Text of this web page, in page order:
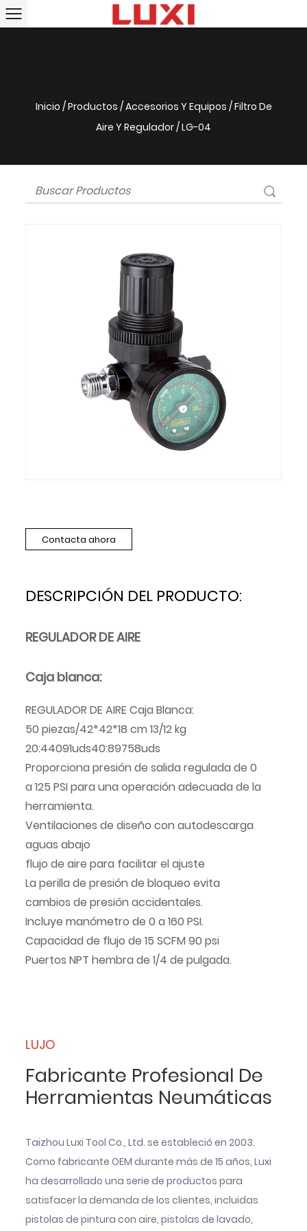
Inicio /Productos /Accesorios Y Equipos /Filtro De
Aire Y Regulador/LG-04
Contacta ahora
DESCRIPCIÓN DEL PRODUCTO:
REGULADOR DE AIRE
Caja blanca:
REGULADOR DE AIRE Caja Blanca:
50 piezas/42*42*18 cm 13/12 kg
20:44091uds40:89758uds
Proporciona presión de salida regulada de 0
a 125 PSI para una operación adecuada de la
herramienta.
Ventilaciones de diseño con autodescarga
aguas abajo
flujo de aire para facilitar el ajuste
La perilla de presión de bloqueo evita
cambios de presión accidentales.
Incluye manómetro de 0 a 160 PSI.
Capacidad de flujo de 15 SCFM 90 psi
Puertos NPT hembra de 1/4 de pulgada.
LUJO
Fabricante Profesional De
Herramientas Neumáticas
Taizhou Luxi Tool Co., Ltd. se estableció en 2003.
Como fabricante OEM durante más de 15 años, Luxi
ha desarrollado una serie de productos para
satisfacer la demanda de los clientes, incluidas
pistolas de pintura con aire, pistolas de lavado,